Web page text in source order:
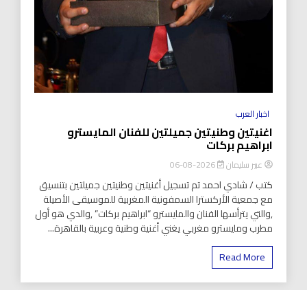
اخبار العرب
اغنيتين وطنيتين جميلتين للفنان المايسترو
ابراهيم بركات
عبير سليمان 2026-08-06
كتب / شادي احمد تم تسجيل أغنيتين وطنيتين جميلتين بتنسيق
مع جمعية الأركسترا السمفونية المغربية للموسيقى الأصيلة
,والتي يترأسها الفنان والمايسترو “ابراهيم بركات” ,والدي هو أول
مطرب ومايسترو مغربي يغني أغنية وطنية وعربية بالقاهرة...
Read More